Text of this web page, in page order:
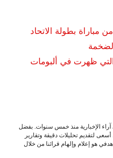
تم استبعاد JK Dobbins من مباراة بطولة الاتحاد
التي ظهرت في ألبومات
الإخبارية منذ خمس سنوات. بفضل
لتقديم تحليلات دقيقة وتقارير
هو إعلام وإلهام قرائنا من خلال